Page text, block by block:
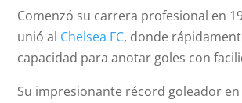
Comenzó su carrera profesional en
unió al Chelsea FC, donde
capacidad para anotar goles con
Su impresionante récord goleador en